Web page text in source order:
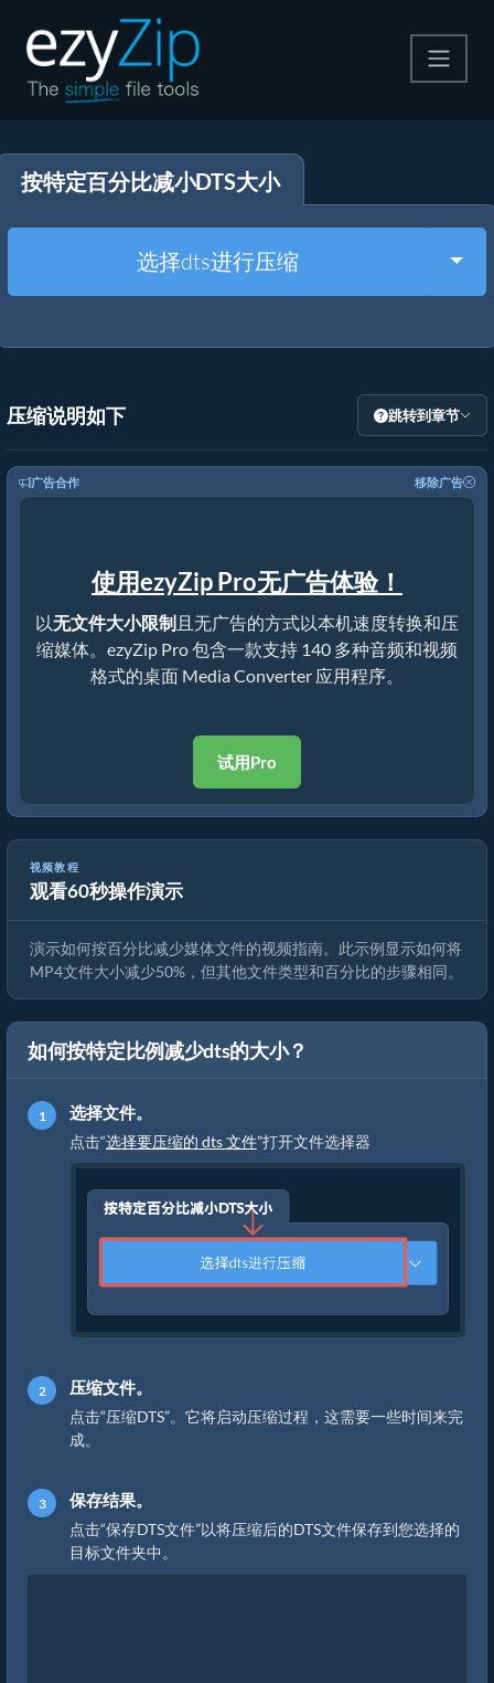
解压
其他工具
按特定百分比减小DTS大小
选择dts进行压缩
压缩说明如下 跳转到章节
广告合作 移除广告
使用ezyZip Pro无广告体验！
以无文件大小限制且无广告的方式以本机速度转换和压
缩媒体。ezyZip Pro 包含一款支持 140 多种音频和视频
格式的桌面 Media Converter 应用程序。
试用Pro
视频教程
观看60秒操作演示
如何将媒体文件大小减少50%（简单指南）
演示如何按百分比减少媒体文件的视频指南。此示例显示如何将
MP4文件大小减少50%，但其他文件类型和百分比的步骤相同。
如何按特定比例减少dts的大小？
选择文件。
点击“选择要压缩的 dts 文件”打开文件选择器
压缩文件。
点击“压缩DTS”。它将启动压缩过程，这需要一些时间来完
成。
保存结果。
点击“保存DTS文件”以将压缩后的DTS文件保存到您选择的
目标文件夹中。